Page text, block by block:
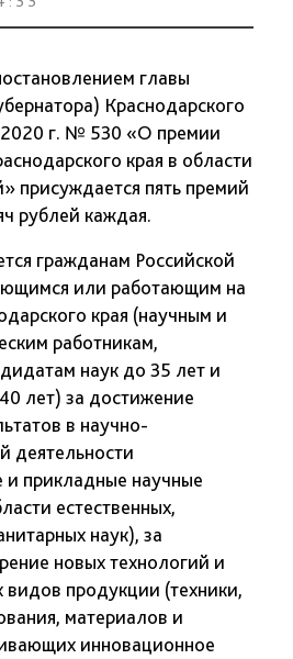
главы
Краснодарского
2020 г. № 530 «О премии
края в области
присуждается пять премий
рублей каждая.
гражданам Российской
или работающим на
края (научным и
работникам,
наук до 35 лет и
лет) за достижение
в научно-
деятельности
прикладные научные
естественных,
наук), за
новых технологий и
видов продукции (техники,
материалов и
инновационное